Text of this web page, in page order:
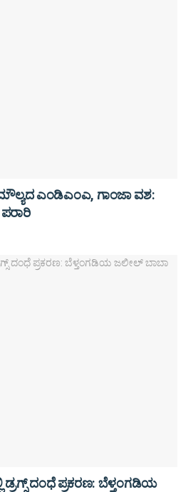
ಮೌಲ್ಯದ ಎಂಡಿಎಂಎ, ಗಾಂಜಾ ವಶ:
ಡ್ರಗ್ಸ್ ದಂಧೆ ಪ್ರಕರಣ: ಬೆಳ್ತಂಗಡಿಯ